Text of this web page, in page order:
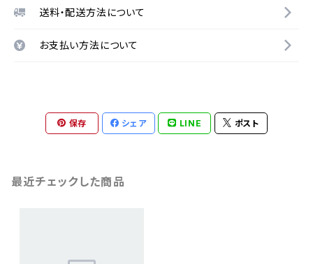
送料・配送方法について
お支払い方法について
保存 シェア LINE ポスト
最近チェックした商品